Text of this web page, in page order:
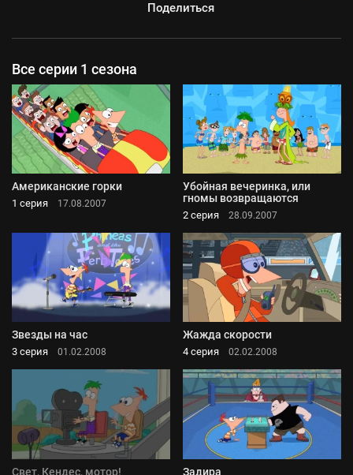
Поделиться
Все серии 1 сезона
Американские горки
1 серия 17.08.2007
Убойная вечеринка, или
гномы возвращаются
2 серия 28.09.2007
Звезды на час
3 серия 01.02.2008
Жажда скорости
4 серия 02.02.2008
Свет, Кендес, мотор! Задира